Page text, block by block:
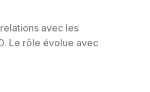
avec les
Le rôle évolue avec